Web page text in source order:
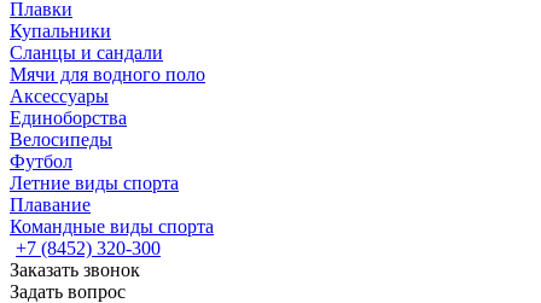
Плавки
Купальники
Сланцы и сандали
Мячи для водного поло
Аксессуары
Единоборства
Велосипеды
Футбол
Летние виды спорта
Плавание
Командные виды спорта
+7 (8452) 320-300
Заказать звонок
Задать вопрос